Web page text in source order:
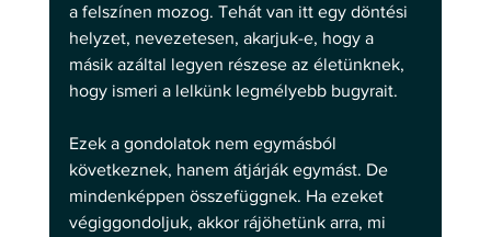
a felszínen mozog. Tehát van itt egy döntési
helyzet, nevezetesen, akarjuk-e, hogy a
másik azáltal legyen részese az életünknek,
hogy ismeri a lelkünk legmélyebb bugyrait.
Ezek a gondolatok nem egymásból
következnek, hanem átjárják egymást. De
mindenképpen összefüggnek. Ha ezeket
végiggondoljuk, akkor rájöhetünk arra, mi